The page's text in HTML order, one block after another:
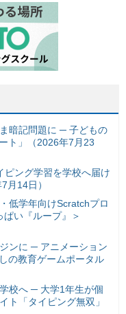
暗記問題に ─ 子どもの
ト」（2026年7月23
ピング学習を学校へ届け
月14日）
低学年向けScratchプロ
い『ループ』＞
ンに ─ アニメーション
の教育ゲームポータル
校へ ─ 大学1年生が個
ト「タイピング無双」